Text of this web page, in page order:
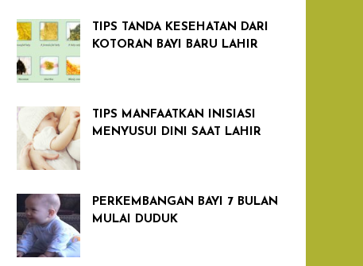
TIPS TANDA KESEHATAN DARI
KOTORAN BAYI BARU LAHIR
TIPS MANFAATKAN INISIASI
MENYUSUI DINI SAAT LAHIR
PERKEMBANGAN BAYI 7 BULAN
MULAI DUDUK